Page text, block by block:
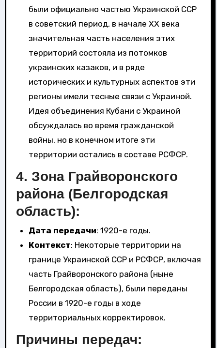
были официально частью Украинской ССР
в советский период, в начале XX века
значительная часть населения этих
территорий состояла из потомков
украинских казаков, и в ряде
исторических и культурных аспектов эти
регионы имели тесные связи с Украиной.
Идея объединения Кубани с Украиной
обсуждалась во время гражданской
войны, но в конечном итоге эти
территории остались в составе РСФСР.
4. Зона Грайворонского
района (Белгородская
область):
Дата передачи: 1920-е годы.
Контекст: Некоторые территории на
границе Украинской ССР и РСФСР, включая
часть Грайворонского района (ныне
Белгородская область), были переданы
России в 1920-е годы в ходе
территориальных корректировок.
Причины передач: